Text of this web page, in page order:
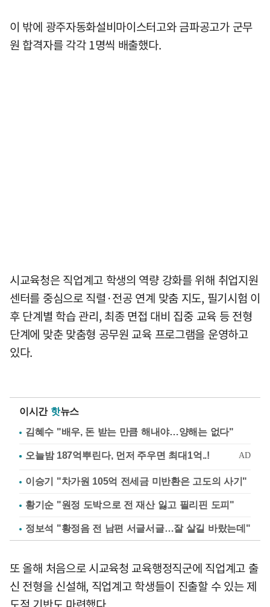
이 밖에 광주자동화설비마이스터고와 금파공고가 군무
원 합격자를 각각 1명씩 배출했다.
시교육청은 직업계고 학생의 역량 강화를 위해 취업지원
센터를 중심으로 직렬·전공 연계 맞춤 지도, 필기시험 이
후 단계별 학습 관리, 최종 면접 대비 집중 교육 등 전형
단계에 맞춘 맞춤형 공무원 교육 프로그램을 운영하고
있다.
이시간 핫뉴스
김혜수 "배우, 돈 받는 만큼 해내야…양해는 없다"
이승기 "차가원 105억 전세금 미반환은 고도의 사기"
황기순 "원정 도박으로 전 재산 잃고 필리핀 도피"
정보석 "황정음 전 남편 서글서글…잘 살길 바랐는데"
또 올해 처음으로 시교육청 교육행정직군에 직업계고 출
신 전형을 신설해, 직업계고 학생들이 진출할 수 있는 제